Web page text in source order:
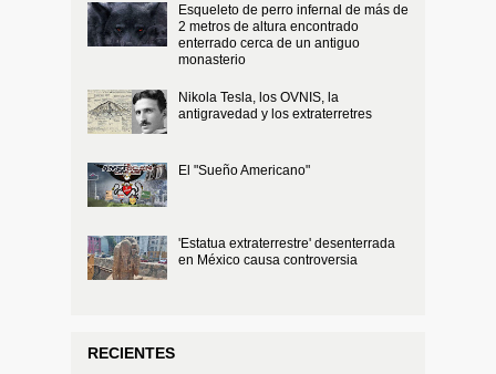
Esqueleto de perro infernal de más de
2 metros de altura encontrado
enterrado cerca de un antiguo
monasterio
Nikola Tesla, los OVNIS, la
antigravedad y los extraterretres
El "Sueño Americano"
'Estatua extraterrestre' desenterrada
en México causa controversia
RECIENTES